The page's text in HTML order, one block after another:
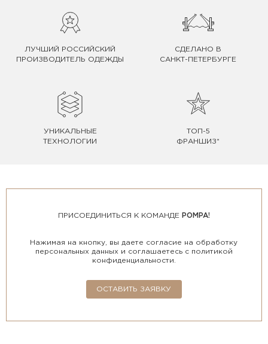
ЛУЧШИЙ РОССИЙСКИЙ
ПРОИЗВОДИТЕЛЬ ОДЕЖДЫ
СДЕЛАНО В
САНКТ-ПЕТЕРБУРГЕ
УНИКАЛЬНЫЕ
ТЕХНОЛОГИИ
ТОП-5
ФРАНШИЗ*
ПРИСОЕДИНИТЬСЯ К КОМАНДЕ POMPA!
Нажимая на кнопку, вы даете согласие на обработку
персональных данных и соглашаетесь с политикой
конфиденциальности.
ОСТАВИТЬ ЗАЯВКУ